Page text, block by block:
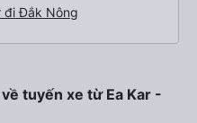
đi Đắk Nông
tuyến xe từ Ea Kar -